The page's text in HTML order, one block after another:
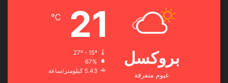
بروكسل
غيوم متفرقة
21
℃
67%
5.43 كيلومتر/ساعة